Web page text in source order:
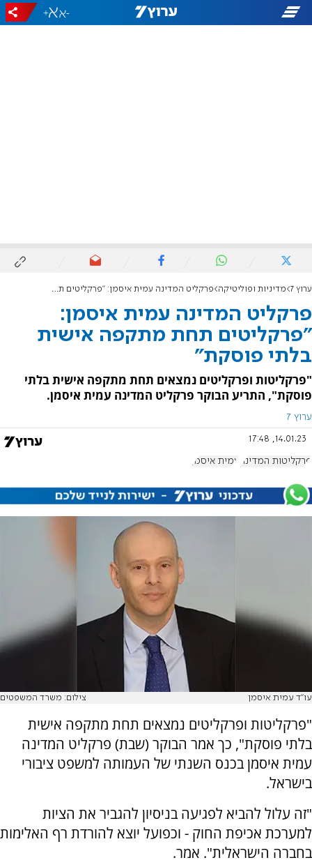
-
+
ערוץ 7 מדיניות ופוליטיקה פרקליט המדינה עמית איסמן: "פרקליטים תחת מתקפה אישית בלתי פוסקת"
פרקליט המדינה עמית איסמן:
"פרקליטים תחת מתקפה אישית
בלתי פוסקת"
"פרקליטות ופרקליטים נמצאים תחת מתקפה אישית בלתי
פוסקת", התריע הבוקר פרקליט המדינה עמית איסמן.
ערוץ 7
14.01.23, 17:48
פרקליטות המדינה עמית איסמן
עו"ד עמית איסמן צילום: משרד המשפטים
"פרקליטות ופרקליטים נמצאים תחת מתקפה אישית
בלתי פוסקת", כך אמר הבוקר (שבת) פרקליט המדינה
עמית איסמן בכנס השנתי של העמותה למשפט ציבורי
בישראל.
"זה עלול להביא לפגיעה בניסיון להגביר את הציות
למערכת אכיפת החוק - וכפועל יוצא להורדת רף האלימות
בחברה הישראלית". אמר.